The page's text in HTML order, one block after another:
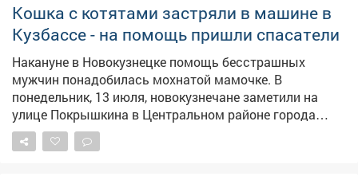
Кошка с котятами застряли в машине в
Кузбассе - на помощь пришли спасатели
Накануне в Новокузнецке помощь бесстрашных
мужчин понадобилась мохнатой мамочке. В
понедельник, 13 июля, новокузнечане заметили на
улице Покрышкина в Центральном районе города
беду: в иномарку пробралась кошка с котятами, и
выбраться семейство наружу уже не могло. На место